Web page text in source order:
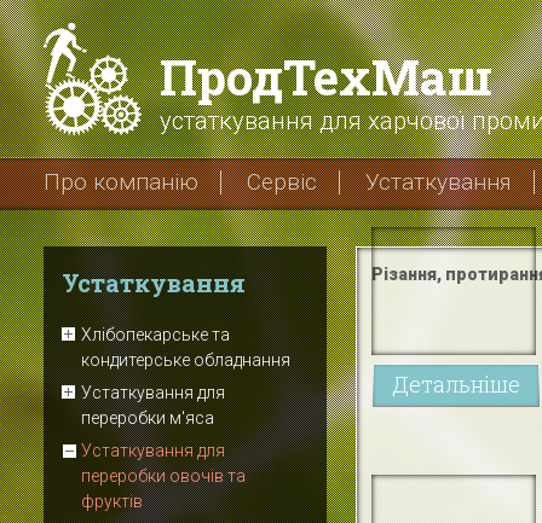
ПродТехМаш
устаткування для харчової
Про компанію Сервіс Устаткування
Устаткування
Хлібопекарське та
кондитерське обладнання
Устаткування для
переробки м'яса
Устаткування для
переробки овочів та
фруктів
Різання,
Детальніше